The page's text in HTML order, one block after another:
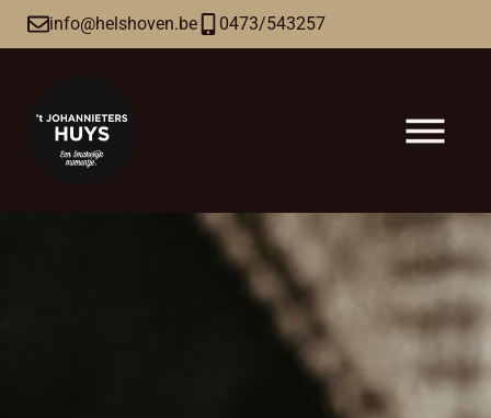
info@helshoven.be 0473/543257